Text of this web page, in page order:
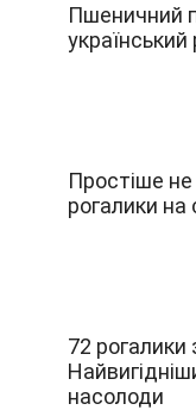
Пшеничний
Простіше не
рогалики на
72 рогалики
насолоди